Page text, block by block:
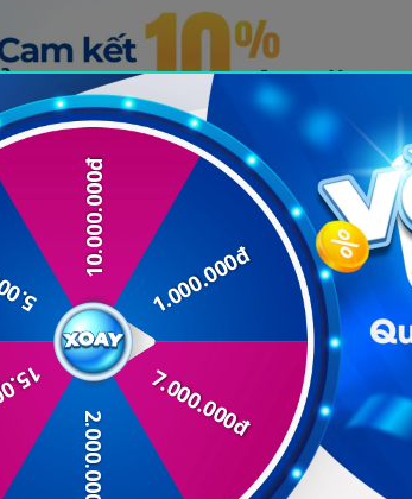
đông trùng hạ thảo đối
liệu quý bồi bổ sức khỏe, đông
hệ chuyển hóa nhờ các hoạt chất đặc
hóa năng lượng:
hoạt chất